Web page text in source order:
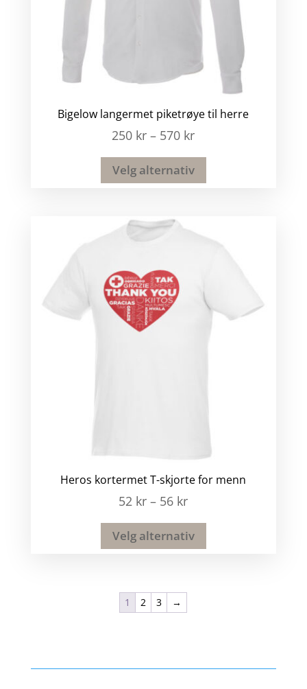
Bigelow langermet piketrøye til herre
250 kr – 570 kr
Velg alternativ
Heros kortermet T-skjorte for menn
52 kr – 56 kr
Velg alternativ
1 2 3 →